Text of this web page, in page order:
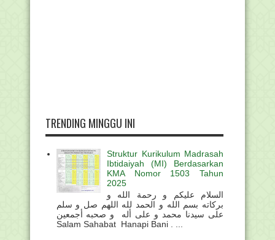
TRENDING MINGGU INI
Struktur Kurikulum Madrasah
Ibtidaiyah (MI) Berdasarkan
KMA Nomor 1503 Tahun
2025
السلام عليكم و رحمة الله و
بركاته بسم الله و الحمد لله اللهم صل و سلم
على سيدنا محمد و على أله و صحبه أجمعين
Salam Sahabat Hanapi Bani . ...